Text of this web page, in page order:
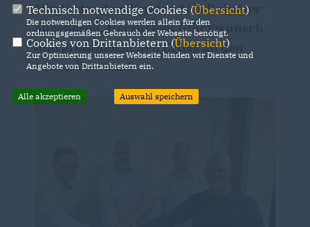
Mitglieder dem Vorstand als Beisitzer
angehören. Herzlichen Glückwunsch
und größtmöglichen Erfolg an den
neuen Vorstand.
Technisch notwendige Cookies (Übersicht)
Die notwendigen Cookies werden allein für den
ordnungsgemäßen Gebrauch der Webseite benötigt.
Cookies von Drittanbietern (Übersicht)
Zur Optimierung unserer Webseite binden wir Dienste und
Angebote von Drittanbietern ein.
Alle akzeptieren Auswahl speichern